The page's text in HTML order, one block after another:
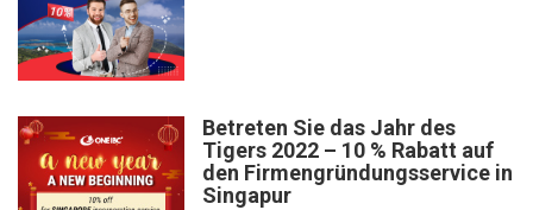
Betreten Sie das Jahr des
Tigers 2022 – 10 % Rabatt auf
den Firmengründungsservice in
Singapur